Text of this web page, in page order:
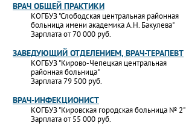
ВРАЧ ОБЩЕЙ ПРАКТИКИ
КОГБУЗ "Слободская центральная районная
больница имени академика А.Н. Бакулева"
Зарплата от 70 000 руб.
ЗАВЕДУЮЩИЙ ОТДЕЛЕНИЕМ, ВРАЧ-ТЕРАПЕВТ
КОГБУЗ "Кирово-Чепецкая центральная
районная больница"
Зарплата 79 500 руб.
ВРАЧ-ИНФЕКЦИОНИСТ
КОГБУЗ "Кировская городская больница № 2"
Зарплата от 55 000 руб.